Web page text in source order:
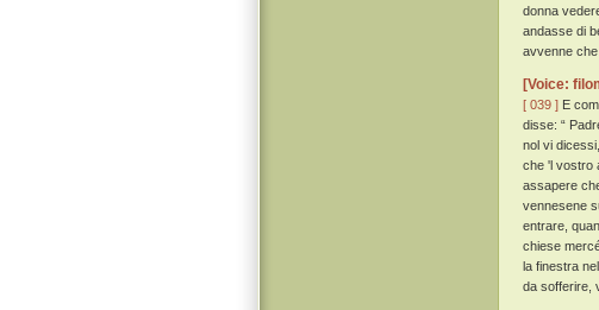
donna
andasse di
avvenne
[Voice:
[ 039 ] E
disse: “
nol vi
che 'l vostro
assapere
vennesene
entrare,
chiese
la finestra
da sofferire,